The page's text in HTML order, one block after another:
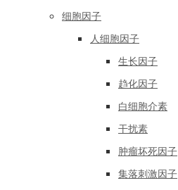
细胞因子
人细胞因子
生长因子
趋化因子
白细胞介素
干扰素
肿瘤坏死因子
集落刺激因子